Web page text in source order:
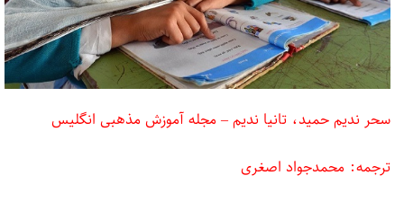
سحر ندیم حمید، تانیا ندیم – مجله آموزش مذهبی انگلیس
ترجمه: محمدجواد اصغری